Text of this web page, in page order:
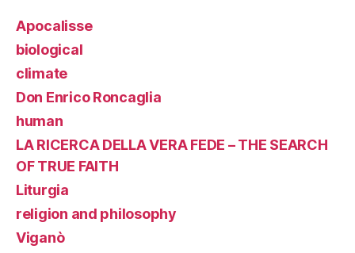
Apocalisse
biological
climate
Don Enrico Roncaglia
human
LA RICERCA DELLA VERA FEDE – THE SEARCH
OF TRUE FAITH
Liturgia
religion and philosophy
Viganò